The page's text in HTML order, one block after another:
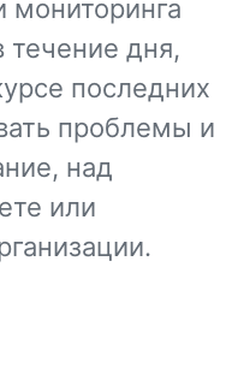
мониторинга
течение дня,
последних
проблемы и
над
или